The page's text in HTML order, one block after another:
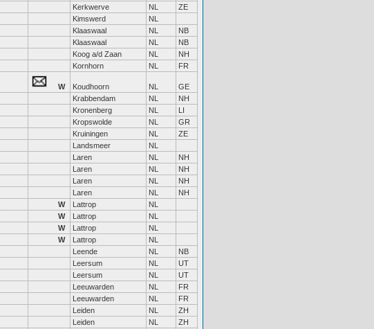
Kerkwerve NL
ZE
Kimswerd
NL
Klaaswaal NL
NB
Klaaswaal NL
NB
Koog a/d Zaan NL
NH
Kornhorn NL FR
W Koudhoorn NL
GE
Krabbendam NL
NH
Kronenberg NL
LI
Kropswolde NL
GR
Kruiningen NL
ZE
Landsmeer
NL
Laren NL
NH
Laren NL
NH
Laren NL
NH
Laren NL
NH
W Lattrop
NL
W Lattrop
NL
W Lattrop
NL
W Lattrop
NL
Leende NL
NB
Leersum NL
UT
Leersum NL
UT
Leeuwarden NL
FR
Leeuwarden NL
FR
Leiden NL
ZH
Leiden NL
ZH